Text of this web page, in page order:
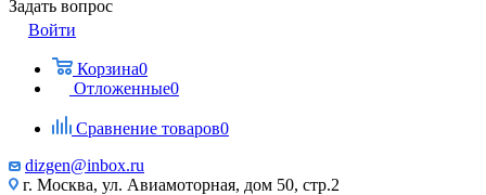
Задать вопрос
Войти
Корзина0
Отложенные0
Сравнение товаров0
dizgen@inbox.ru
г. Москва, ул. Авиамоторная, дом 50, стр.2